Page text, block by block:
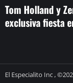
Tom Holland y
exclusiva fiesta
El Especialito Inc ,